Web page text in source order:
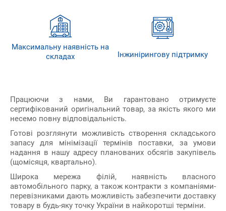
Максимальну наявність на
складах
Інжинірингову підтримку
Працюючи з нами, Ви гарантовано отримуєте
сертифікований оригінальний товар, за якість якого ми
несемо повну відповідальність.
Готові розглянути можливість створення складського
запасу для мінімізації термінів поставки, за умови
надання в нашу адресу планованих обсягів закупівель
(щомісяця, квартально).
Широка мережа філій, наявність власного
автомобільного парку, а також контракти з компаніями-
перевізниками дають можливість забезпечити доставку
товару в будь-яку точку України в найкоротші терміни.